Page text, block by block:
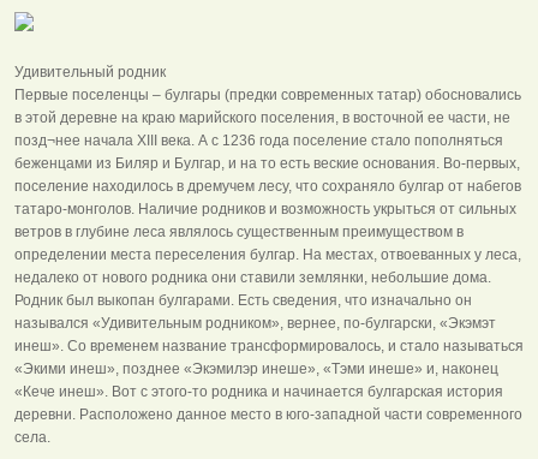
Удивительный родник
Первые поселенцы – булгары (предки современных татар) обосновались
в этой деревне на краю марийского поселения, в восточной ее части, не
позд¬нее начала XIII века. А с 1236 года поселение стало пополняться
беженцами из Биляр и Булгар, и на то есть веские основания. Во-первых,
поселение находилось в дремучем лесу, что сохраняло булгар от набегов
татаро-монголов. Наличие родников и возможность укрыться от сильных
ветров в глубине леса являлось существенным преимуществом в
определении места переселения булгар. На местах, отвоеванных у леса,
недалеко от нового родника они ставили землянки, небольшие дома.
Родник был выкопан булгарами. Есть сведения, что изначально он
назывался «Удивительным родником», вернее, по-булгарски, «Экэмэт
инеш». Со временем название трансформировалось, и стало называться
«Экими инеш», позднее «Экэмилэр инеше», «Тэми инеше» и, наконец
«Кече инеш». Вот с этого-то родника и начинается булгарская история
деревни. Расположено данное место в юго-западной части современного
села.